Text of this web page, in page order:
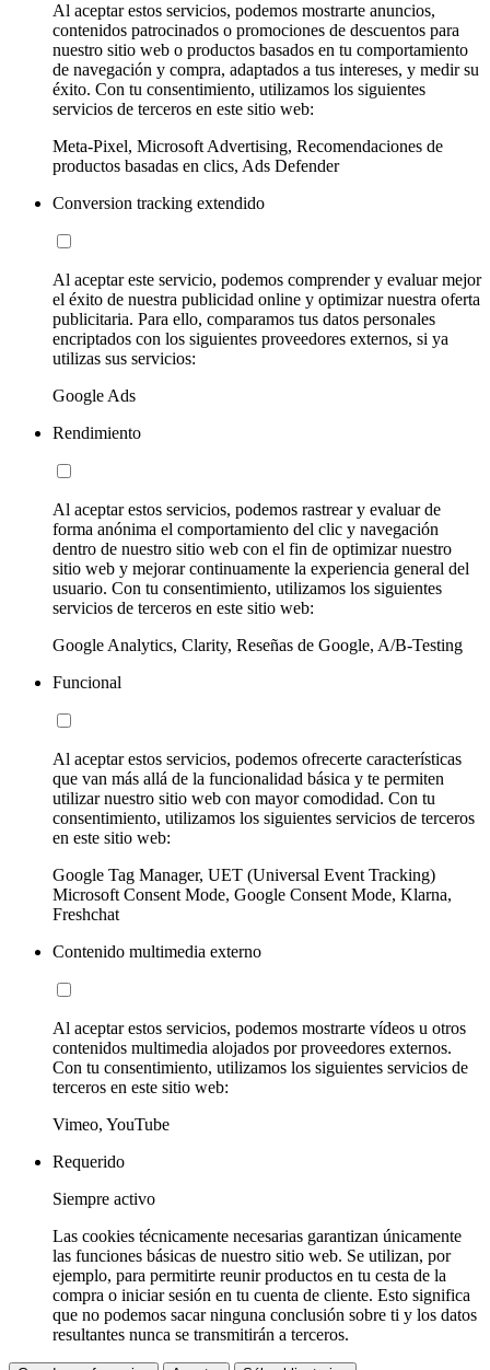
Al aceptar estos servicios, podemos mostrarte anuncios,
contenidos patrocinados o promociones de descuentos para
nuestro sitio web o productos basados en tu comportamiento
de navegación y compra, adaptados a tus intereses, y medir su
éxito. Con tu consentimiento, utilizamos los siguientes
servicios de terceros en este sitio web:
Meta-Pixel, Microsoft Advertising, Recomendaciones de
productos basadas en clics, Ads Defender
Conversion tracking extendido
Al aceptar este servicio, podemos comprender y evaluar mejor
el éxito de nuestra publicidad online y optimizar nuestra oferta
publicitaria. Para ello, comparamos tus datos personales
encriptados con los siguientes proveedores externos, si ya
utilizas sus servicios:
Google Ads
Rendimiento
Al aceptar estos servicios, podemos rastrear y evaluar de
forma anónima el comportamiento del clic y navegación
dentro de nuestro sitio web con el fin de optimizar nuestro
sitio web y mejorar continuamente la experiencia general del
usuario. Con tu consentimiento, utilizamos los siguientes
servicios de terceros en este sitio web:
Google Analytics, Clarity, Reseñas de Google, A/B-Testing
Funcional
Al aceptar estos servicios, podemos ofrecerte características
que van más allá de la funcionalidad básica y te permiten
utilizar nuestro sitio web con mayor comodidad. Con tu
consentimiento, utilizamos los siguientes servicios de terceros
en este sitio web:
Google Tag Manager, UET (Universal Event Tracking)
Microsoft Consent Mode, Google Consent Mode, Klarna,
Freshchat
Contenido multimedia externo
Al aceptar estos servicios, podemos mostrarte vídeos u otros
contenidos multimedia alojados por proveedores externos.
Con tu consentimiento, utilizamos los siguientes servicios de
terceros en este sitio web:
Vimeo, YouTube
Requerido
Siempre activo
Las cookies técnicamente necesarias garantizan únicamente
las funciones básicas de nuestro sitio web. Se utilizan, por
ejemplo, para permitirte reunir productos en tu cesta de la
compra o iniciar sesión en tu cuenta de cliente. Esto significa
que no podemos sacar ninguna conclusión sobre ti y los datos
resultantes nunca se transmitirán a terceros.